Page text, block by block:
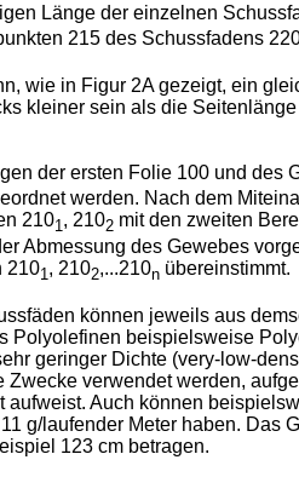
Länge der einzelnen
215 des Schussfadens
wie in Figur 2A gezeigt, ein
kleiner sein als die
der ersten Folie 100 und
werden. Nach dem
2101, 2102 mit den zweiten
Abmessung des Gewebes
2101 , 2102,...210n übereinstimmt.
können jeweils aus
Polyolefinen beispielsweise
geringer Dichte (very-low-
Zwecke verwendet werden,
Auch können
g/laufender Meter haben.
123 cm betragen.